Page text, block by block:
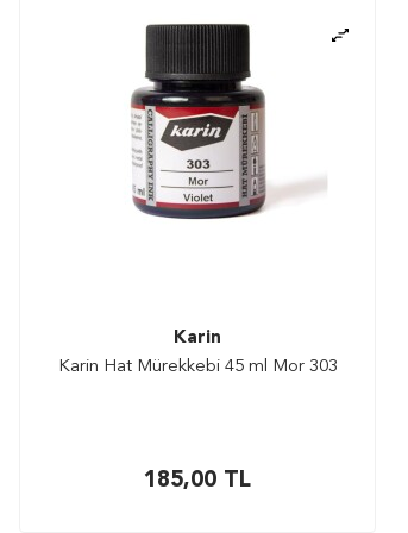
Karin
Karin Hat Mürekkebi 45 ml Mor 303
185,00 TL